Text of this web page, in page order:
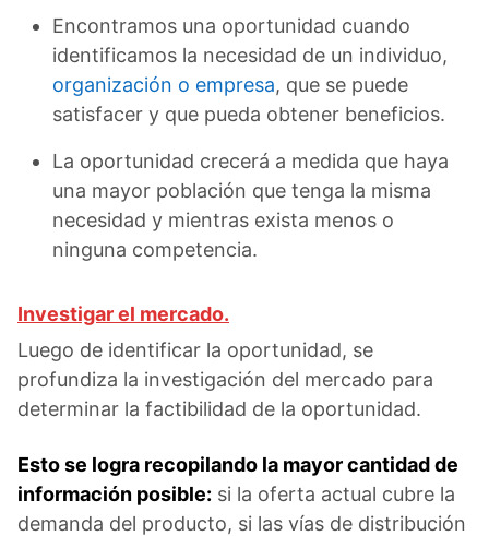
Encontramos una oportunidad cuando
identificamos la necesidad de un individuo,
organización o empresa, que se puede
satisfacer y que pueda obtener beneficios.
La oportunidad crecerá a medida que haya
una mayor población que tenga la misma
necesidad y mientras exista menos o
ninguna competencia.
Investigar el mercado.
Luego de identificar la oportunidad, se
profundiza la investigación del mercado para
determinar la factibilidad de la oportunidad.
Esto se logra recopilando la mayor cantidad de
información posible: si la oferta actual cubre la
demanda del producto, si las vías de distribución